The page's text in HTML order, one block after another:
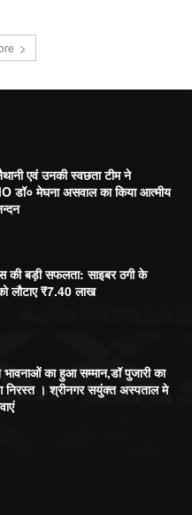
एवं उनकी स्वछता टीम ने
डॉ० मेघना असवाल का किया आत्मीय
की बड़ी सफलता: साइबर ठगी के
लौटाए ₹7.40 लाख
का हुआ सम्मान,डॉ पुजारी का
निरस्त । श्रीनगर सयुंक्त अस्पताल मे